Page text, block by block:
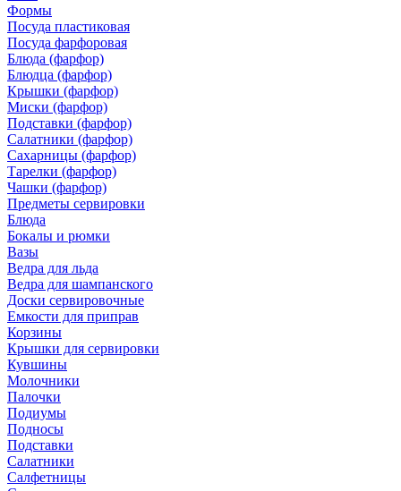
Формы
Посуда пластиковая
Посуда фарфоровая
Блюда (фарфор)
Блюдца (фарфор)
Крышки (фарфор)
Миски (фарфор)
Подставки (фарфор)
Салатники (фарфор)
Сахарницы (фарфор)
Тарелки (фарфор)
Чашки (фарфор)
Предметы сервировки
Блюда
Бокалы и рюмки
Вазы
Ведра для льда
Ведра для шампанского
Доски сервировочные
Емкости для приправ
Корзины
Крышки для сервировки
Кувшины
Молочники
Палочки
Подиумы
Подносы
Подставки
Салатники
Салфетницы